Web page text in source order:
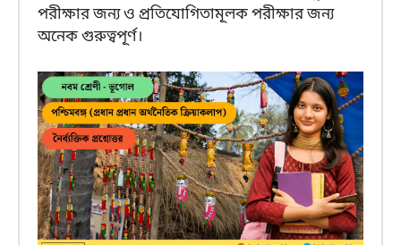
পরীক্ষার জন্য ও প্রতিযোগিতামূলক পরীক্ষার জন্য
অনেক গুরুত্বপূর্ণ।